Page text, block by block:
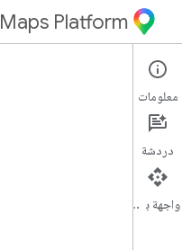
Maps Platform
Aerial View API
الأدلة
معلومات
دردشة
واجهة برمجة التطبيقات